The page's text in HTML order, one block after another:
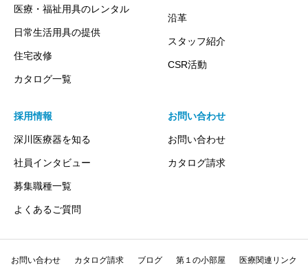
医療・福祉用具のレンタル
日常生活用具の提供
住宅改修
カタログ一覧
沿革
スタッフ紹介
CSR活動
採用情報
深川医療器を知る
社員インタビュー
募集職種一覧
よくあるご質問
お問い合わせ
お問い合わせ
カタログ請求
お問い合わせ カタログ請求 ブログ 第１の小部屋 医療関連リンク